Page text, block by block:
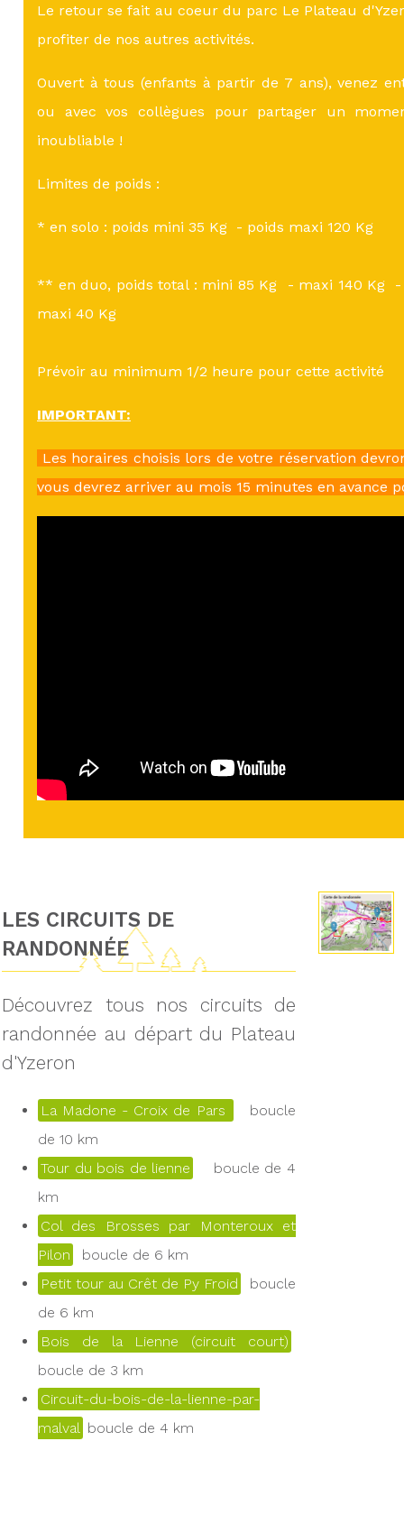
Le retour se fait au coeur du parc Le Plateau
profiter de nos autres activités.
Ouvert à tous (enfants à partir de 7 ans), venez
ou avec vos collègues pour partager un
inoubliable !
Limites de poids :
* en solo : poids mini 35 Kg - poids maxi 120 Kg
** en duo, poids total : mini 85 Kg - maxi 140 Kg -
maxi 40 Kg
Prévoir au minimum 1/2 heure pour cette activité
IMPORTANT:
Les horaires choisis lors de votre réservation
vous devrez arriver au mois 15 minutes en avance
LES CIRCUITS DE
RANDONNÉE
Découvrez tous nos circuits de
randonnée au départ du Plateau
d'Yzeron
La Madone - Croix de Pars
boucle
de 10 km
Tour du bois de lienne
boucle de 4
km
Col des Brosses par Monteroux et
Pilon
boucle de 6 km
Petit tour au Crêt de Py Froid
boucle
de 6 km
Bois de la Lienne (circuit court)
boucle de 3 km
Circuit-du-bois-de-la-lienne-par-
malval boucle de 4 km